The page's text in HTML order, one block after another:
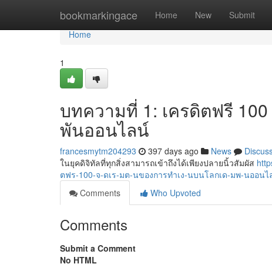
bookmarkingace Home New Submit
Home
Home
1
บทความที่ 1: เครดิตฟรี
พันออนไลน์
francesmytm204293 397 days ago News
ในยุคดิจิทัลที่ทุกสิ่งสามารถเข้าถึงได้เพียงปลายนิ้วสัมผัส
ตฟร-100-จ-ดเร-มต-นของการทำเง-นบนโลกเด-มพ-นออน
Comments
Who Upvoted
Comments
Submit a Comment
No HTML